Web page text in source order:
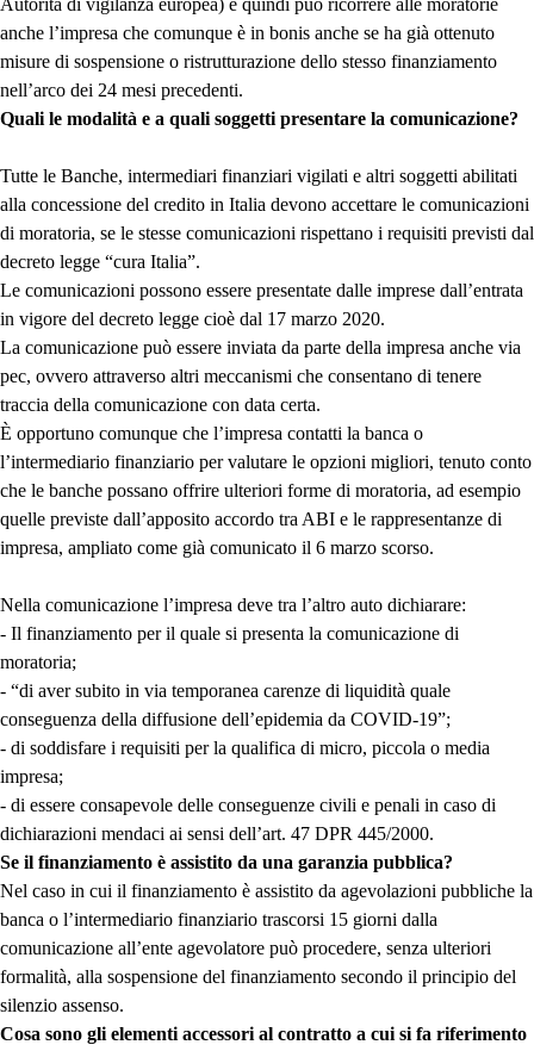
Autorità di vigilanza europea) e quindi può ricorrere alle moratorie
anche l’impresa che comunque è in bonis anche se ha già ottenuto
misure di sospensione o ristrutturazione dello stesso finanziamento
nell’arco dei 24 mesi precedenti.
Quali le modalità e a quali soggetti presentare la comunicazione?
Tutte le Banche, intermediari finanziari vigilati e altri soggetti abilitati
alla concessione del credito in Italia devono accettare le comunicazioni
di moratoria, se le stesse comunicazioni rispettano i requisiti previsti dal
decreto legge “cura Italia”.
Le comunicazioni possono essere presentate dalle imprese dall’entrata
in vigore del decreto legge cioè dal 17 marzo 2020.
La comunicazione può essere inviata da parte della impresa anche via
pec, ovvero attraverso altri meccanismi che consentano di tenere
traccia della comunicazione con data certa.
È opportuno comunque che l’impresa contatti la banca o
l’intermediario finanziario per valutare le opzioni migliori, tenuto conto
che le banche possano offrire ulteriori forme di moratoria, ad esempio
quelle previste dall’apposito accordo tra ABI e le rappresentanze di
impresa, ampliato come già comunicato il 6 marzo scorso.
Nella comunicazione l’impresa deve tra l’altro auto dichiarare:
- Il finanziamento per il quale si presenta la comunicazione di
moratoria;
- “di aver subito in via temporanea carenze di liquidità quale
conseguenza della diffusione dell’epidemia da COVID-19”;
- di soddisfare i requisiti per la qualifica di micro, piccola o media
impresa;
- di essere consapevole delle conseguenze civili e penali in caso di
dichiarazioni mendaci ai sensi dell’art. 47 DPR 445/2000.
Se il finanziamento è assistito da una garanzia pubblica?
Nel caso in cui il finanziamento è assistito da agevolazioni pubbliche la
banca o l’intermediario finanziario trascorsi 15 giorni dalla
comunicazione all’ente agevolatore può procedere, senza ulteriori
formalità, alla sospensione del finanziamento secondo il principio del
silenzio assenso.
Cosa sono gli elementi accessori al contratto a cui si fa riferimento